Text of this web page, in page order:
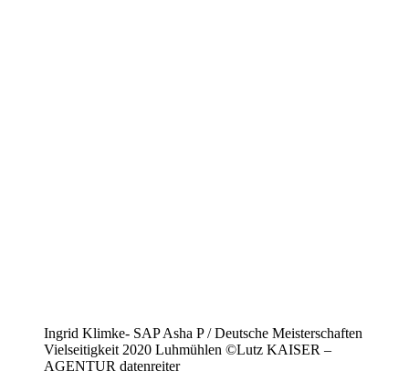
Ingrid Klimke- SAP Asha P / Deutsche Meisterschaften
Vielseitigkeit 2020 Luhmühlen ©Lutz KAISER –
AGENTUR datenreiter